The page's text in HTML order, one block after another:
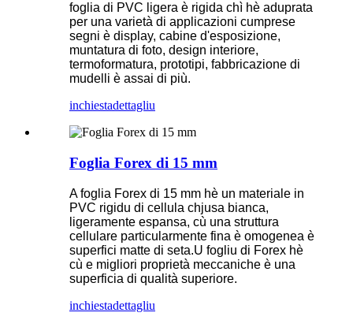
foglia di PVC ligera è rigida chì hè aduprata
per una varietà di applicazioni cumprese
segni è display, cabine d'esposizione,
muntatura di foto, design interiore,
termoformatura, prototipi, fabbricazione di
mudelli è assai di più.
inchiestadettagliu
Foglia Forex di 15 mm
A foglia Forex di 15 mm hè un materiale in
PVC rigidu di cellula chjusa bianca,
ligeramente espansa, cù una struttura
cellulare particularmente fina è omogenea è
superfici matte di seta.U fogliu di Forex hè
cù e migliori proprietà meccaniche è una
superficia di qualità superiore.
inchiestadettagliu